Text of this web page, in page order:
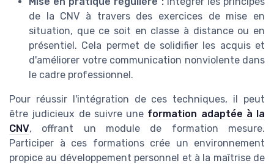
de la CNV à travers des exercices de mise en
situation, que ce soit en classe à distance ou en
présentiel. Cela permet de solidifier les acquis et
d'améliorer votre communication nonviolente dans
le cadre professionnel.
Pour réussir l'intégration de ces techniques, il peut
être judicieux de suivre une formation adaptée à la
CNV, offrant un module de formation mesure.
Participer à ces formations crée un environnement
propice au développement personnel et à la maîtrise de